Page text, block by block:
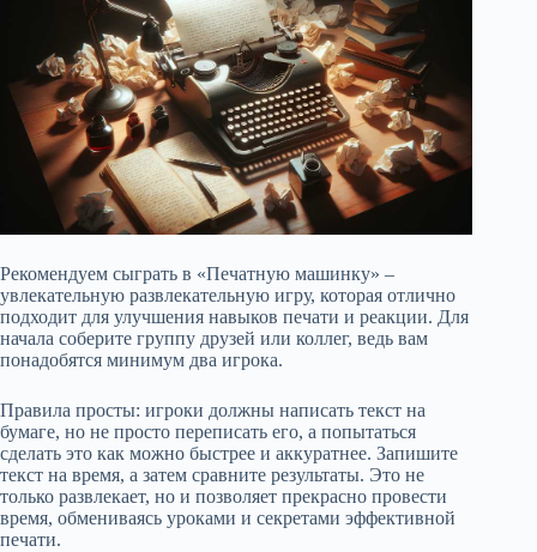
Рекомендуем сыграть в «Печатную машинку» –
увлекательную развлекательную игру, которая отлично
подходит для улучшения навыков печати и реакции. Для
начала соберите группу друзей или коллег, ведь вам
понадобятся минимум два игрока.
Правила просты: игроки должны написать текст на
бумаге, но не просто переписать его, а попытаться
сделать это как можно быстрее и аккуратнее. Запишите
текст на время, а затем сравните результаты. Это не
только развлекает, но и позволяет прекрасно провести
время, обмениваясь уроками и секретами эффективной
печати.